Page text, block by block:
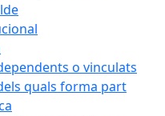
o vinculats
quals forma part